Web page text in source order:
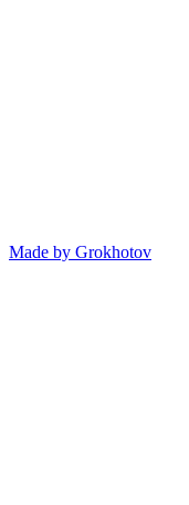
Made by Grokhotov